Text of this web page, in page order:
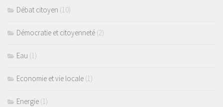
Débat citoyen (10)
Démocratie et citoyenneté (2)
Eau (1)
Economie et vie locale (1)
Energie (1)